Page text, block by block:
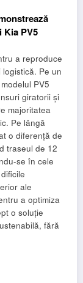
Kia PV5
a reproduce
Pe un
PV5
giratorii și
majoritatea
Pe lângă
o diferență de
traseul de 12
se în cele
ale
a optimiza
o soluție
fără